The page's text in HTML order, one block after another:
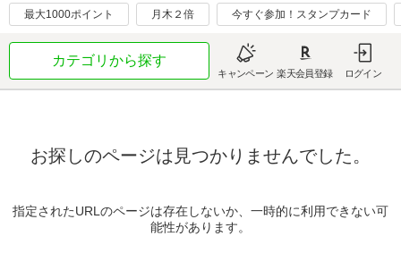
最大1000ポイント 月木２倍 今すぐ参加！スタンプカード
カテゴリから探す
キャンペーン 楽天会員登録 ログイン
お探しのページは見つかりませんでした。
指定されたURLのページは存在しないか、一時的に利用できない可
能性があります。